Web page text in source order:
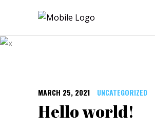
MARCH 25, 2021 UNCATEGORIZED
Hello world!